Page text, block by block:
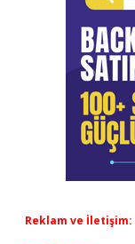
Reklam ve İletişim: